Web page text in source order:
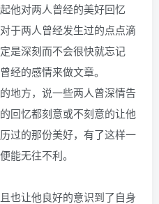
他对两人曾经的美好回忆
于两人曾经发生过的点点滴
是深刻而不会很快就忘记
经的感情来做文章。
地方，说一些两人曾深情告
回忆都刻意或不刻意的让他
过的那份美好，有了这样一
能无往不利。
也让他良好的意识到了自身